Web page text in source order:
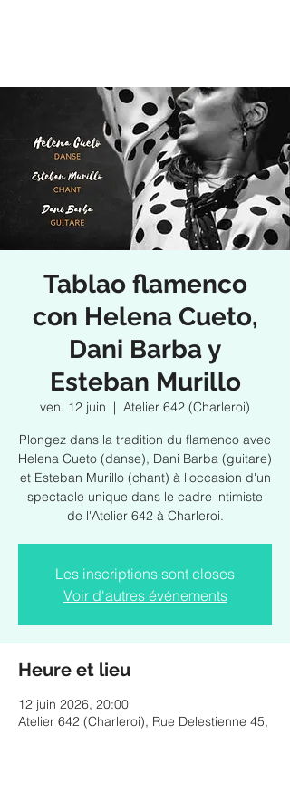
Tablao flamenco
con Helena Cueto,
Dani Barba y
Esteban Murillo
ven. 12 juin
  |
Atelier 642 (Charleroi)
Plongez dans la tradition du flamenco avec
Helena Cueto (danse), Dani Barba (guitare)
et Esteban Murillo (chant) à l'occasion d'un
spectacle unique dans le cadre intimiste
de l'Atelier 642 à Charleroi.
Les inscriptions sont closes
Voir d'autres événements
Heure et lieu
12 juin 2026, 20:00
Atelier 642 (Charleroi), Rue Delestienne 45,